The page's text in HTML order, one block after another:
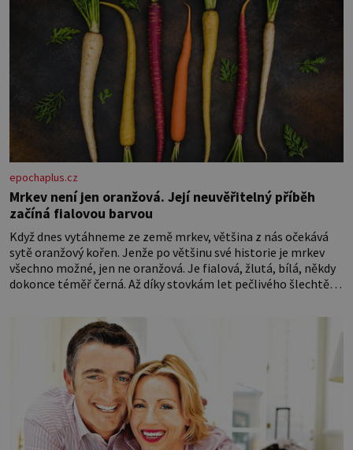
epochaplus.cz
Mrkev není jen oranžová. Její neuvěřitelný příběh
začíná fialovou barvou
Když dnes vytáhneme ze země mrkev, většina z nás očekává
sytě oranžový kořen. Jenže po většinu své historie je mrkev
všechno možné, jen ne oranžová. Je fialová, žlutá, bílá, někdy
dokonce téměř černá. Až díky stovkám let pečlivého šlechtění
nedokážeme představit. Její příběh je